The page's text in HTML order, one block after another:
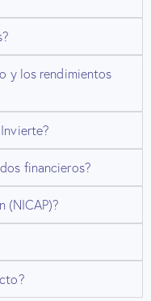
y los rendimientos
financieros?
(NICAP)?